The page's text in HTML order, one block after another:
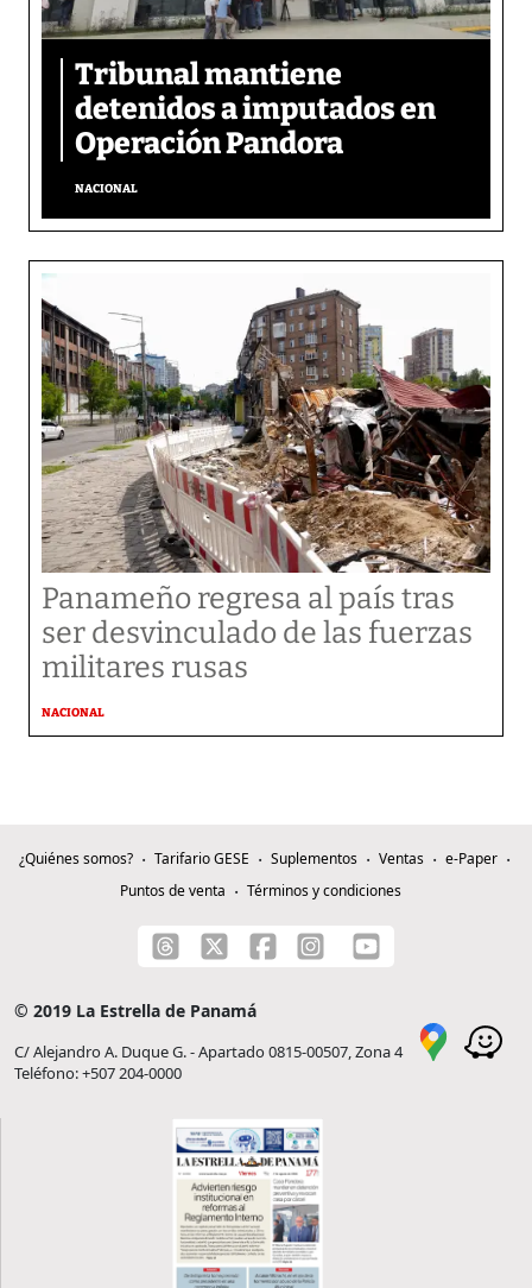
Tribunal mantiene
detenidos a imputados en
Operación Pandora
NACIONAL
Panameño regresa al país tras
ser desvinculado de las fuerzas
militares rusas
NACIONAL
¿Quiénes somos? Tarifario GESE Suplementos Ventas
e-Paper
Puntos de venta
Términos y condiciones
© 2019 La Estrella de Panamá
C/ Alejandro A. Duque G. - Apartado 0815-00507, Zona 4
Teléfono: +507 204-0000